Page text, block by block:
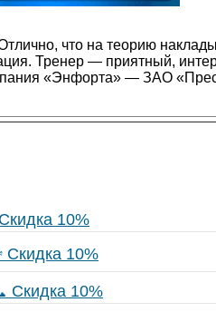
что на теорию
Тренер — приятный,
«Энфорта» — ЗАО
10%
10%
Скидка 10%